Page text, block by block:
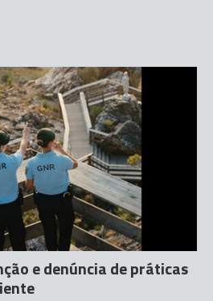
e denúncia de práticas